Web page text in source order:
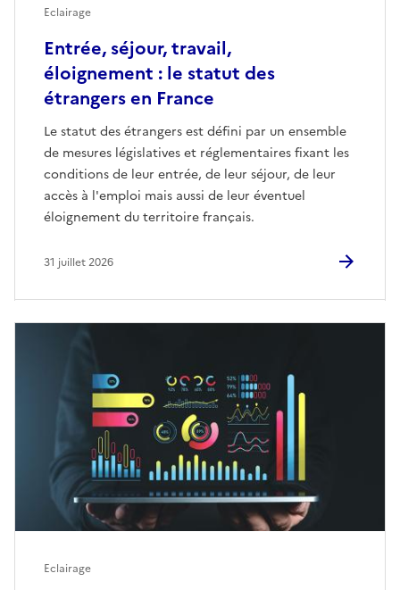
Entrée, séjour, travail,
éloignement : le statut des
étrangers en France
Le statut des étrangers est défini par un ensemble
de mesures législatives et réglementaires fixant les
conditions de leur entrée, de leur séjour, de leur
accès à l'emploi mais aussi de leur éventuel
éloignement du territoire français.
Eclairage
31 juillet 2026
Eclairage